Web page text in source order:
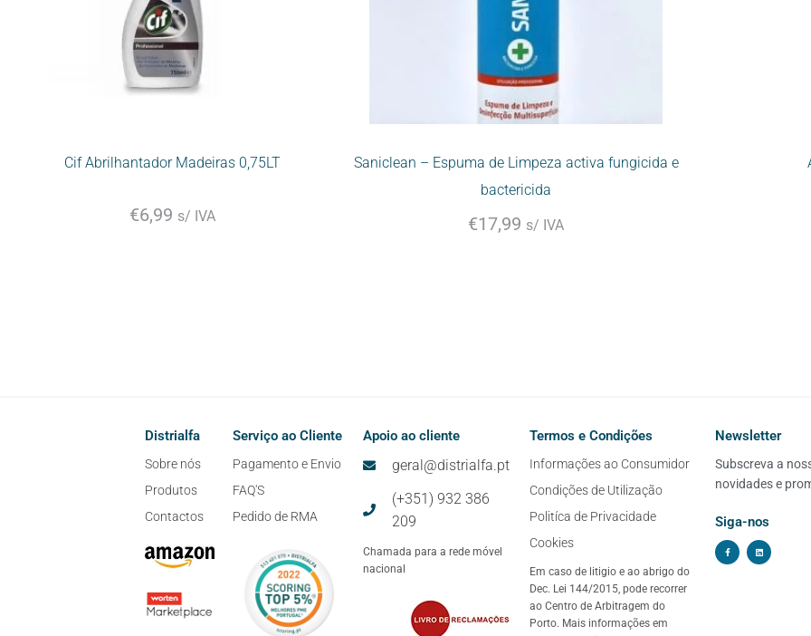
Cif Abrilhantador Madeiras 0,75LT
€6,99 s/ IVA
Saniclean – Espuma de Limpeza activa fungicida e
bactericida
€17,99 s/ IVA
Distrialfa
Sobre nós
Produtos
Contactos
Serviço ao Cliente
Pagamento e Envio
FAQ'S
Pedido de RMA
Apoio ao cliente
geral@distrialfa.pt
(+351) 932 386
209
Chamada para a rede móvel
nacional
Termos e Condições
Informações ao Consumidor
Condições de Utilização
Politíca de Privacidade
Cookies
Em caso de litigio e ao abrigo do
Dec. Lei 144/2015, pode recorrer
ao Centro de Arbitragem do
Porto. Mais informações em
Newsletter
Subscreva a
novidades e
Siga-nos